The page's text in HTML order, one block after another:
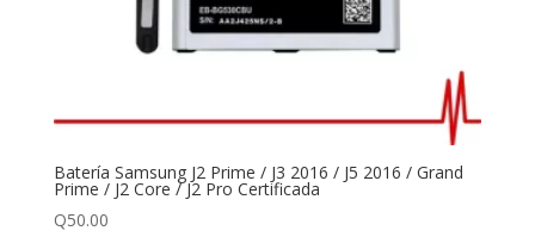
Batería Samsung J2 Prime / J3 2016 / J5 2016 / Grand
Prime / J2 Core / J2 Pro Certificada
Q50.00